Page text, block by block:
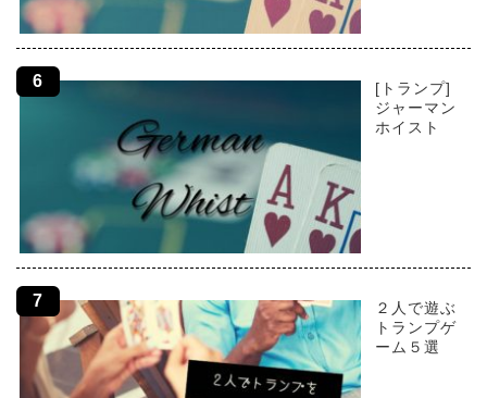
[トランプ]
ジャーマン
ホイスト
２人で遊ぶ
トランプゲ
ーム５選